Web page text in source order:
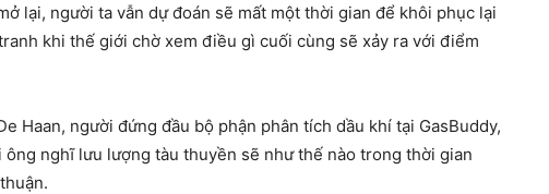
lại, người ta vẫn dự đoán sẽ mất một thời gian để khôi phục lại
khi thế giới chờ xem điều gì cuối cùng sẽ xảy ra với điểm
Haan, người đứng đầu bộ phận phân tích dầu khí tại GasBuddy,
nghĩ lưu lượng tàu thuyền sẽ như thế nào trong thời gian